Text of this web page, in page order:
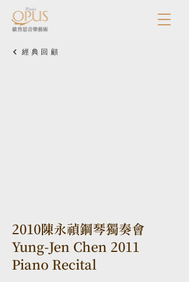
經典回顧
2010陳永禎鋼琴獨奏會
Yung-Jen Chen 2011
Piano Recital